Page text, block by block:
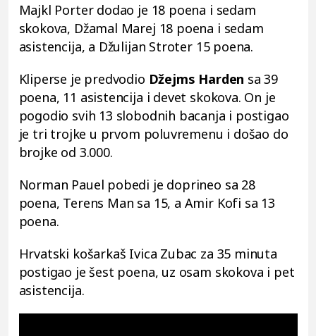
Majkl Porter dodao je 18 poena i sedam
skokova, Džamal Marej 18 poena i sedam
asistencija, a Džulijan Stroter 15 poena.
Kliperse je predvodio Džejms Harden sa 39
poena, 11 asistencija i devet skokova. On je
pogodio svih 13 slobodnih bacanja i postigao
je tri trojke u prvom poluvremenu i došao do
brojke od 3.000.
Norman Pauel pobedi je doprineo sa 28
poena, Terens Man sa 15, a Amir Kofi sa 13
poena.
Hrvatski košarkaš Ivica Zubac za 35 minuta
postigao je šest poena, uz osam skokova i pet
asistencija.